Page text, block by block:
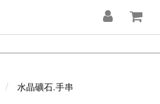
水晶礦石.手串